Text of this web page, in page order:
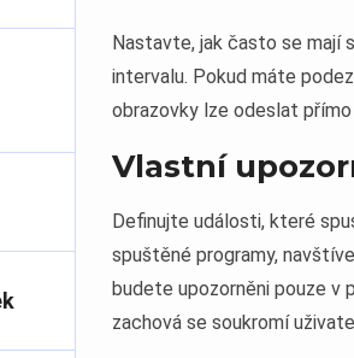
Nastavte, jak často se mají
intervalu. Pokud máte
obrazovky lze odeslat
Vlastní
Definujte události, které
spuštěné programy,
budete upozorněni pouze v
zachová se soukromí